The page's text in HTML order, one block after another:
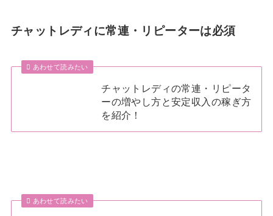
チャットレディに常連・リピーターは必須
あわせて読みたい
チャットレディの常連・リピータ
ーの増やし方と安定収入の稼ぎ方
を紹介！
あわせて読みたい